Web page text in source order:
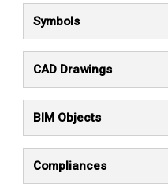
Symbols
CAD Drawings
BIM Objects
Compliances